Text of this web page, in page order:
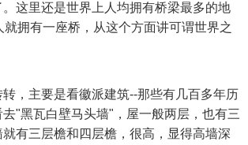
这里还是世界上人均拥有桥梁最多的地
拥有一座桥，从这个方面讲可谓世界之
主要是看徽派建筑--那些有几百多年历
"黑瓦白壁马头墙"，屋一般两层，也有三
有三层檐和四层檐，很高，显得高墙深